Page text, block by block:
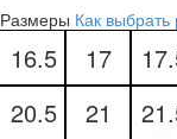
Размеры Как выбрать
16.5 17
20.5
21